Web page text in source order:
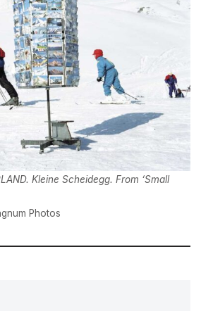
Kleine Scheidegg. From ‘Small
Photos